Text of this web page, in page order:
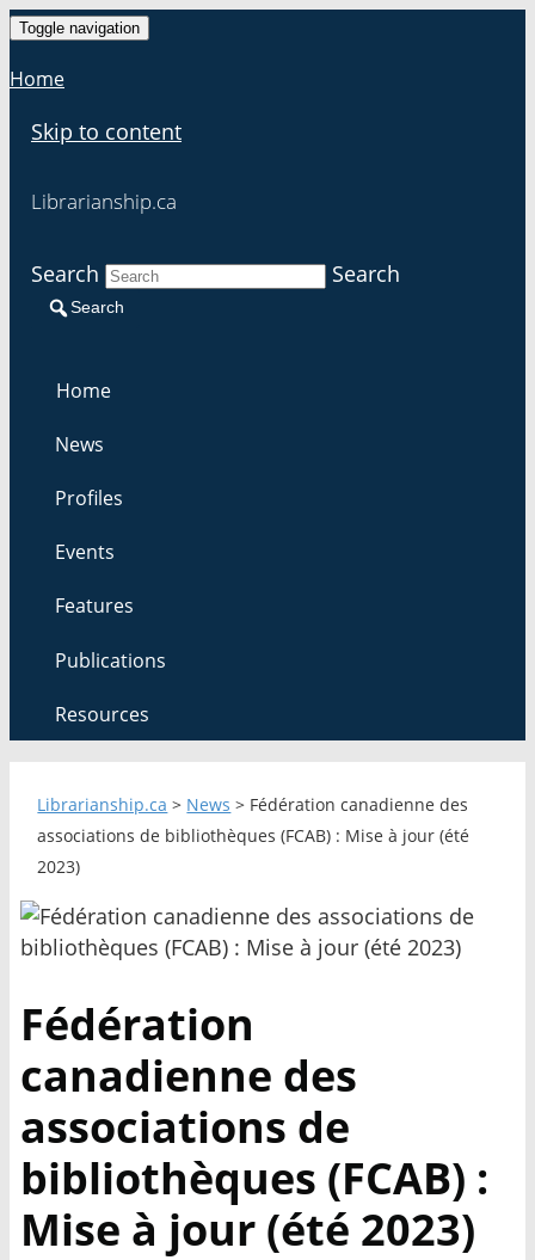
Toggle navigation
Home
Skip to content
Librarianship.ca
Search Search
Search
Home
News
Profiles
Events
Features
Publications
Resources
Librarianship.ca > News > Fédération canadienne des
associations de bibliothèques (FCAB) : Mise à jour (été
2023)
Fédération
canadienne des
associations de
bibliothèques (FCAB) :
Mise à jour (été 2023)